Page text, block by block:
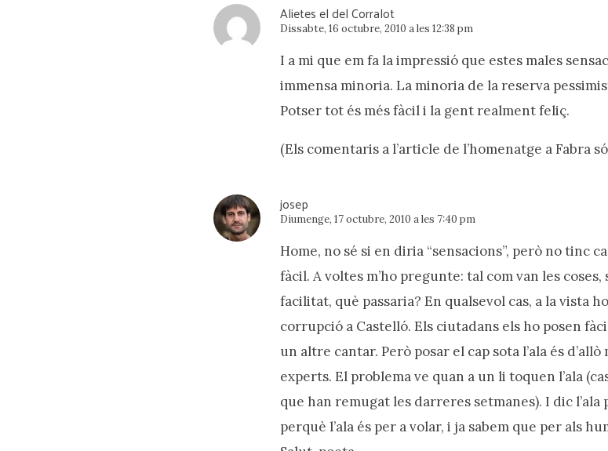
Alietes el del Corralot
Dissabte, 16 octubre, 2010 a les 12:38 pm
I a mi que em fa la impressió que estes males
immensa minoria. La minoria de la reserva
Potser tot és més fàcil i la gent realment feliç.
(Els comentaris a l’article de l’homenatge a Fabra
josep
Diumenge, 17 octubre, 2010 a les 7:40 pm
Home, no sé si en diria “sensacions”, però no tinc
fàcil. A voltes m’ho pregunte: tal com van les
facilitat, què passaria? En qualsevol cas, a la vista
corrupció a Castelló. Els ciutadans els ho posen
un altre cantar. Però posar el cap sota l’ala és
experts. El problema ve quan a un li toquen l’ala
que han remugat les darreres setmanes). I dic
perquè l’ala és per a volar, i ja sabem que per als